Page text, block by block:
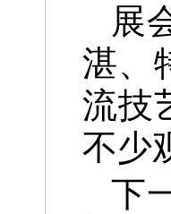
展
湛、
流技
不少
下